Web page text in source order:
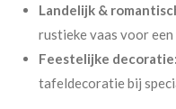
Landelijk &
rustieke vaas voor
Feestelijke decoratie:
tafeldecoratie bij